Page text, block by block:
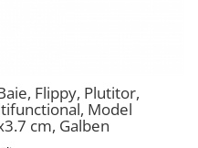
Flippy, Plutitor,
Model
cm, Galben